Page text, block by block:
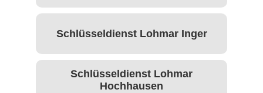
Schlüsseldienst Lohmar Inger
Schlüsseldienst Lohmar
Hochhausen